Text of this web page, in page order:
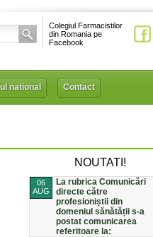
Colegiul Farmacistilor
din Romania pe
Facebook
national Contact
NOUTATI!
06
AUG
La rubrica Comunicări
directe către
profesioniștii din
domeniul sănătății s-a
postat comunicarea
referitoare la: